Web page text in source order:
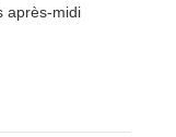
après-midi